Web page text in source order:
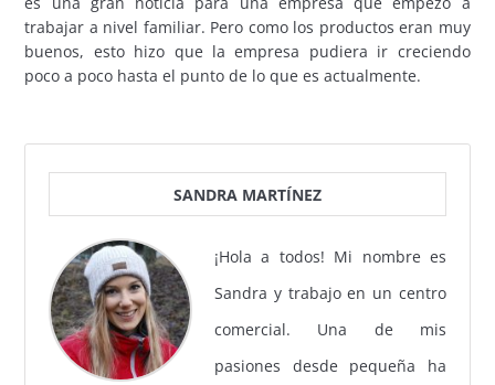
trabajar a nivel familiar. Pero como los productos eran muy
buenos, esto hizo que la empresa pudiera ir creciendo
poco a poco hasta el punto de lo que es actualmente.
SANDRA MARTÍNEZ
¡Hola a todos! Mi nombre es
Sandra y trabajo en un centro
comercial. Una de mis
pasiones desde pequeña ha